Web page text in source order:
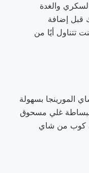
والغدة
قبل إضافة
تتناول أيًا من
المورينجا بسهولة
ببساطة غلي مسحوق
كوب من شاي